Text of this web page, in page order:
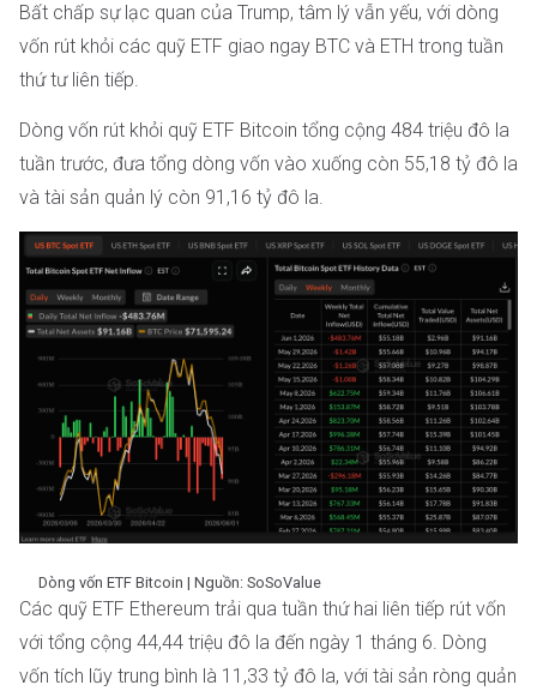
Bất chấp sự lạc quan của Trump, tâm lý vẫn yếu, với dòng
vốn rút khỏi các quỹ ETF giao ngay BTC và ETH trong tuần
thứ tư liên tiếp.
Dòng vốn rút khỏi quỹ ETF Bitcoin tổng cộng 484 triệu đô la
tuần trước, đưa tổng dòng vốn vào xuống còn 55,18 tỷ đô la
và tài sản quản lý còn 91,16 tỷ đô la.
Dòng vốn ETF Bitcoin | Nguồn: SoSoValue
Các quỹ ETF Ethereum trải qua tuần thứ hai liên tiếp rút vốn
với tổng cộng 44,44 triệu đô la đến ngày 1 tháng 6. Dòng
vốn tích lũy trung bình là 11,33 tỷ đô la, với tài sản ròng quản